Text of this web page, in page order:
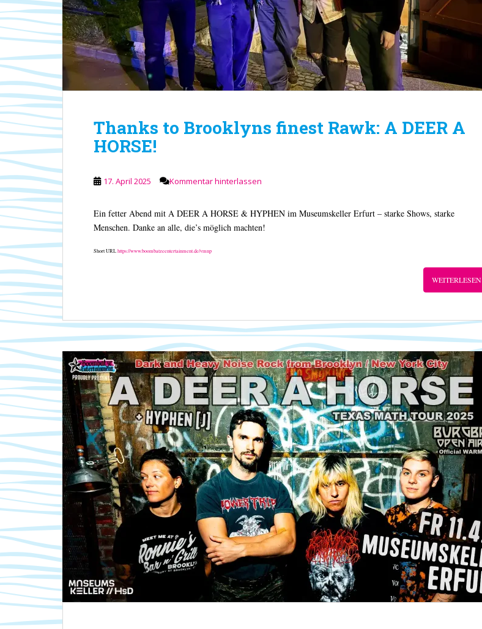
Thanks to Brooklyns finest Rawk: A DEER A
HORSE!
17. April 2025 Kommentar hinterlassen
Ein fetter Abend mit A DEER A HORSE & HYPHEN im Museumskeller Erfurt – starke Shows, starke
Menschen. Danke an alle, die’s möglich machten!
Short URLhttps://www.boombatzeentertainment.de/vmnp
WEITERLESEN